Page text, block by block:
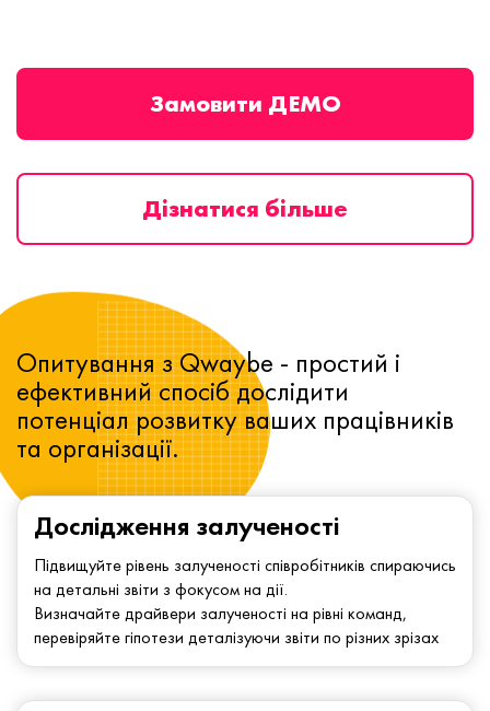
Замовити ДЕМО
Дізнатися більше
Дослідження залученості
Підвищуйте рівень залученості співробітників спираючись
на детальні звіти з фокусом на дії.
Визначайте драйвери залученості на рівні команд,
перевіряйте гіпотези деталізуючи звіти по різних зрізах
Опитування з Qwaybe - простий і
ефективний спосіб дослідити
потенціал розвитку ваших працівників
та організації.